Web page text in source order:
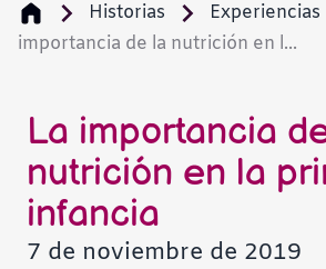
Historias Experiencias
importancia de la nutrición en l...
La importancia
nutrición en la
infancia
7 de noviembre de 2019